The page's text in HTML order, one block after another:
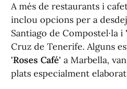
A més de restaurants i
inclou opcions per a
Santiago de Compostel·la i
Cruz de Tenerife. Alguns
'Roses Café' a Marbella,
plats especialment